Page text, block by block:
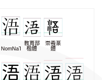
NomNaTong
教育部
楷體
崇羲篆
體